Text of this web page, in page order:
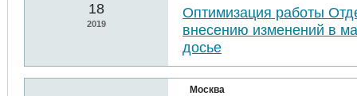
18
2019
Оптимизация работы
внесению изменений в
досье
Москва